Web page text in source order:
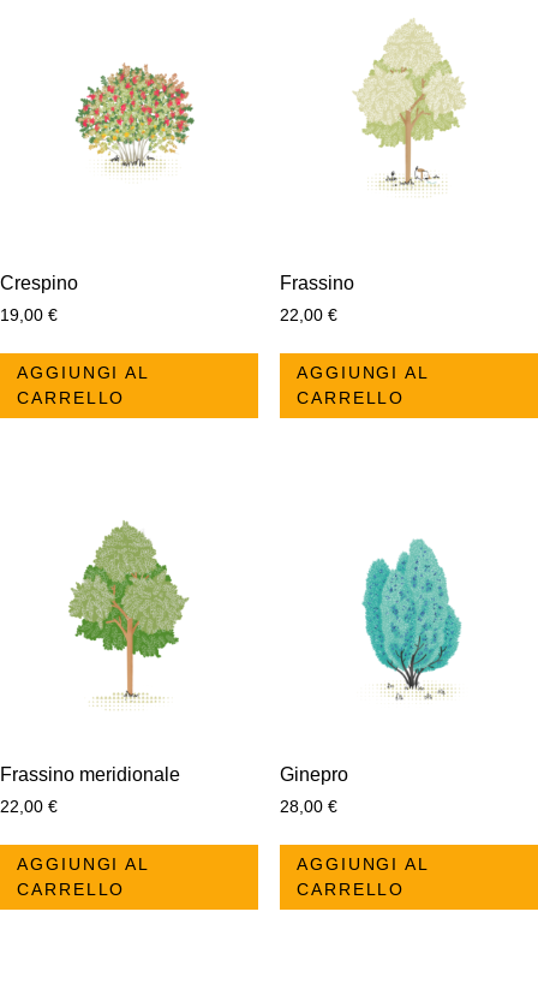
Crespino
19,00 €
AGGIUNGI AL
CARRELLO
Frassino
22,00 €
AGGIUNGI AL
CARRELLO
Frassino meridionale
22,00 €
AGGIUNGI AL
CARRELLO
Ginepro
28,00 €
AGGIUNGI AL
CARRELLO